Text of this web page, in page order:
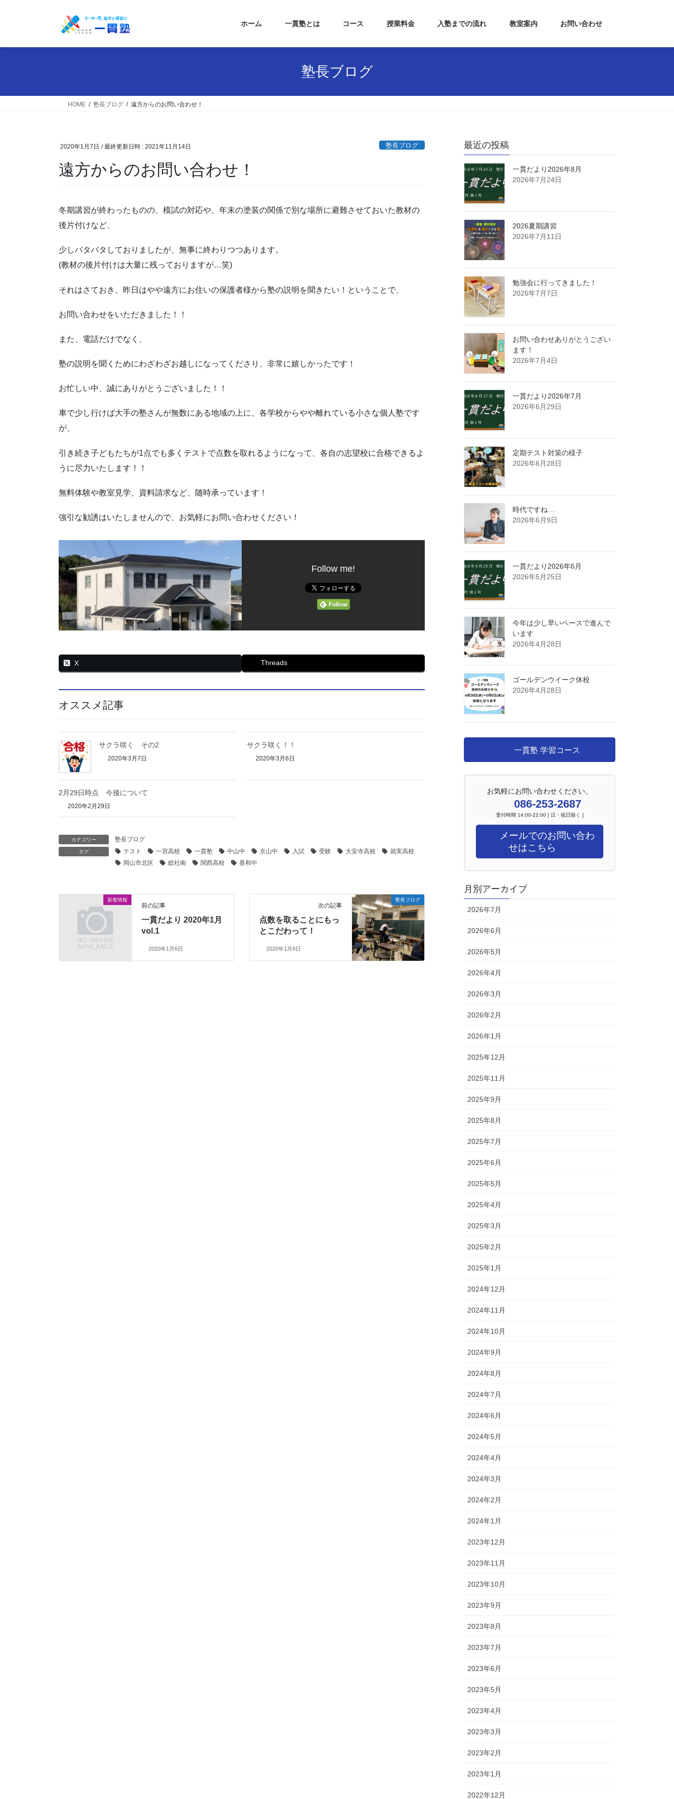
ホーム 一貫塾とは コース 授業料金 入塾までの流れ 教室案内 お問い合わせ
塾長ブログ
HOME 塾長ブログ 遠方からのお問い合わせ！
2020年1月7日 / 最終更新日時 : 2021年11月14日 塾長ブログ
遠方からのお問い合わせ！
冬期講習が終わったものの、模試の対応や、年末の塗装の関係で別な場所に避難させておいた教材の
後片付けなど、
少しバタバタしておりましたが、無事に終わりつつあります。
(教材の後片付けは大量に残っておりますが…笑)
それはさておき、昨日はやや遠方にお住いの保護者様から塾の説明を聞きたい！ということで、
お問い合わせをいただきました！！
また、電話だけでなく、
塾の説明を聞くためにわざわざお越しになってくださり、非常に嬉しかったです！
お忙しい中、誠にありがとうございました！！
車で少し行けば大手の塾さんが無数にある地域の上に、各学校からやや離れている小さな個人塾です
が、
引き続き子どもたちが1点でも多くテストで点数を取れるようになって、各自の志望校に合格できるよ
うに尽力いたします！！
無料体験や教室見学、資料請求など、随時承っています！
強引な勧誘はいたしませんので、お気軽にお問い合わせください！
Follow me!
X Threads
オススメ記事
サクラ咲く その2
2020年3月7日
サクラ咲く！！
2020年3月6日
2月29日時点 今後について
2020年2月29日
カテゴリー 塾長ブログ
タグ テスト 一宮高校 一貫塾 中山中 京山中 入試 受験 大安寺高校
就実高校
岡山市北区
総社南 関西高校 香和中
新着情報
前の記事
一貫だより 2020年1月
vol.1
2020年1月6日
塾長ブログ
次の記事
点数を取ることにもっ
とこだわって！
2020年1月8日
最近の投稿
一貫だより2026年8月
2026年7月24日
2026夏期講習
2026年7月11日
勉強会に行ってきました！
2026年7月7日
お問い合わせありがとうござい
ます！
2026年7月4日
一貫だより2026年7月
2026年6月29日
定期テスト対策の様子
2026年6月28日
時代ですね…
2026年6月9日
一貫だより2026年6月
2026年5月25日
今年は少し早いペースで進んで
います
2026年4月28日
ゴールデンウイーク休校
2026年4月28日
一貫塾 学習コース
お気軽にお問い合わせください。
086-253-2687
受付時間 14:00-22:00 [ 日・祝日除く ]
メールでのお問い合わ
せはこちら
月別アーカイブ
2026年7月
2026年6月
2026年5月
2026年4月
2026年3月
2026年2月
2026年1月
2025年12月
2025年11月
2025年9月
2025年8月
2025年7月
2025年6月
2025年5月
2025年4月
2025年3月
2025年2月
2025年1月
2024年12月
2024年11月
2024年10月
2024年9月
2024年8月
2024年7月
2024年6月
2024年5月
2024年4月
2024年3月
2024年2月
2024年1月
2023年12月
2023年11月
2023年10月
2023年9月
2023年8月
2023年7月
2023年6月
2023年5月
2023年4月
2023年3月
2023年2月
2023年1月
2022年12月